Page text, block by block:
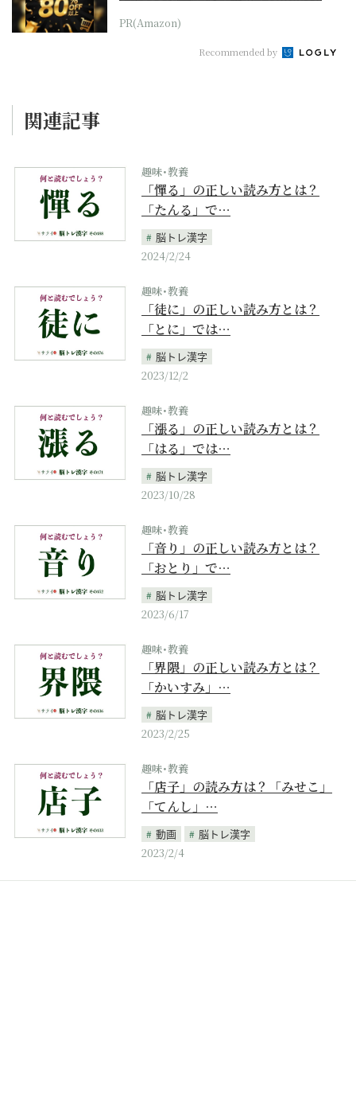
本気が...
PR(Amazon)
Recommended by
関連記事
趣味･教養
「憚る」の正しい読み方とは？
「たんる」で…
脳トレ漢字
2024/2/24
趣味･教養
「徒に」の正しい読み方とは？
「とに」では…
脳トレ漢字
2023/12/2
趣味･教養
「漲る」の正しい読み方とは？
「はる」では…
脳トレ漢字
2023/10/28
趣味･教養
「音り」の正しい読み方とは？
「おとり」で…
脳トレ漢字
2023/6/17
趣味･教養
「界隈」の正しい読み方とは？
「かいすみ」…
脳トレ漢字
2023/2/25
趣味･教養
「店子」の読み方は？「みせこ」
「てんし」…
動画
脳トレ漢字
2023/2/4